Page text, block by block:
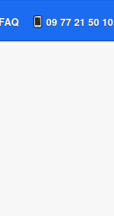
FAQ 09 77 21 50 10